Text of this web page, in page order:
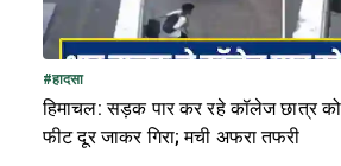
#हादसा
हिमाचल: सड़क पार कर रहे कॉलेज छात्र
फीट दूर जाकर गिरा; मची अफरा तफरी